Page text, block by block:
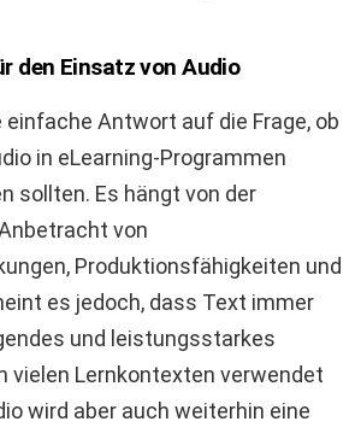
den Einsatz von Audio
einfache Antwort auf die Frage, ob
in eLearning-Programmen
sollten. Es hängt von der
von
Produktionsfähigkeiten und
es jedoch, dass Text immer
und leistungsstarkes
vielen Lernkontexten verwendet
wird aber auch weiterhin eine